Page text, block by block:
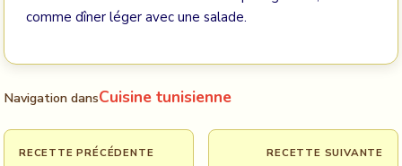
comme dîner léger avec une salade.
Navigation dansCuisine tunisienne
RECETTE PRÉCÉDENTE RECETTE SUIVANTE